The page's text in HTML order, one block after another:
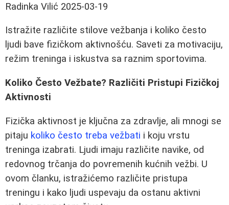
Radinka Vilić 2025-03-19
Istražite različite stilove vežbanja i koliko često
ljudi bave fizičkom aktivnošću. Saveti za motivaciju,
režim treninga i iskustva sa raznim sportovima.
Koliko Često Vežbate? Različiti Pristupi Fizičkoj
Aktivnosti
Fizička aktivnost je ključna za zdravlje, ali mnogi se
pitaju koliko često treba vežbati i koju vrstu
treninga izabrati. Ljudi imaju različite navike, od
redovnog trčanja do povremenih kućnih vežbi. U
ovom članku, istražićemo različite pristupa
treningu i kako ljudi uspevaju da ostanu aktivni